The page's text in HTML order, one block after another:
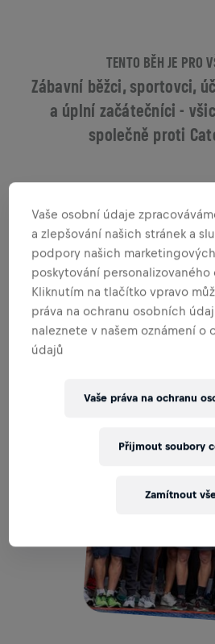
TENTO BĚH JE PRO
Zábavní běžci, sportovci,
a úplní začátečníci -
společně proti
Vaše osobní údaje
a zlepšování našich stránek a
podpory našich
poskytování personalizovaného
Kliknutím na tlačítko vpravo
práva na ochranu osobních
naleznete v našem oznámení o
údajů
Vaše práva na ochranu
Zamítnout
Přijmout soubory